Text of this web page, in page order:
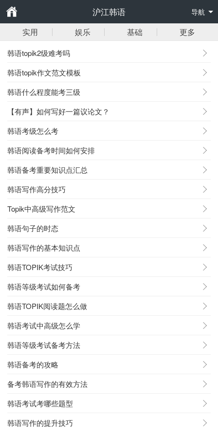
沪江韩语 导航
实用 娱乐 基础 更多
韩语topik2级难考吗
韩语topik作文范文模板
韩语什么程度能考三级
【有声】如何写好一篇议论文？
韩语考级怎么考
韩语阅读备考时间如何安排
韩语备考重要知识点汇总
韩语写作高分技巧
Topik中高级写作范文
韩语句子的时态
韩语写作的基本知识点
韩语TOPIK考试技巧
韩语等级考试如何备考
韩语TOPIK阅读题怎么做
韩语考试中高级怎么学
韩语等级考试备考方法
韩语备考的攻略
备考韩语写作的有效方法
韩语考试考哪些题型
韩语写作的提升技巧